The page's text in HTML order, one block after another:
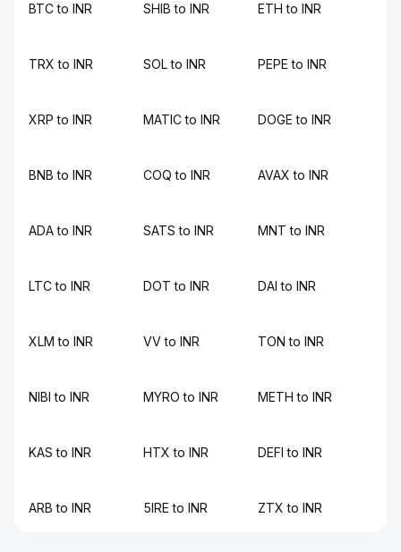
BTC to INR SHIB to INR ETH to INR
TRX to INR SOL to INR PEPE to INR
XRP to INR MATIC to INR DOGE to INR
BNB to INR COQ to INR AVAX to INR
ADA to INR SATS to INR MNT to INR
LTC to INR DOT to INR DAI to INR
XLM to INR VV to INR TON to INR
NIBI to INR MYRO to INR METH to INR
KAS to INR HTX to INR DEFI to INR
ARB to INR 5IRE to INR ZTX to INR